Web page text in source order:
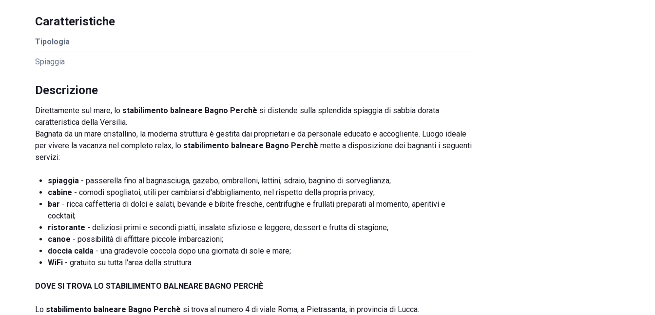
Caratteristiche
Tipologia
Spiaggia
Descrizione
Direttamente sul mare, lo stabilimento balneare Bagno Perchè si distende sulla splendida spiaggia di sabbia dorata
caratteristica della Versilia.
Bagnata da un mare cristallino, la moderna struttura è gestita dai proprietari e da personale educato e accogliente. Luogo ideale
per vivere la vacanza nel completo relax, lo stabilimento balneare Bagno Perchè mette a disposizione dei bagnanti i seguenti
servizi:
spiaggia - passerella fino al bagnasciuga, gazebo, ombrelloni, lettini, sdraio, bagnino di sorveglianza;
cabine - comodi spogliatoi, utili per cambiarsi d'abbigliamento, nel rispetto della propria privacy;
bar - ricca caffetteria di dolci e salati, bevande e bibite fresche, centrifughe e frullati preparati al momento, aperitivi e
cocktail;
ristorante - deliziosi primi e secondi piatti, insalate sfiziose e leggere, dessert e frutta di stagione;
canoe - possibilità di affittare piccole imbarcazioni;
doccia calda - una gradevole coccola dopo una giornata di sole e mare;
WiFi - gratuito su tutta l'area della struttura
DOVE SI TROVA LO STABILIMENTO BALNEARE BAGNO PERCHÈ
Lo stabilimento balneare Bagno Perchè si trova al numero 4 di viale Roma, a Pietrasanta, in provincia di Lucca.